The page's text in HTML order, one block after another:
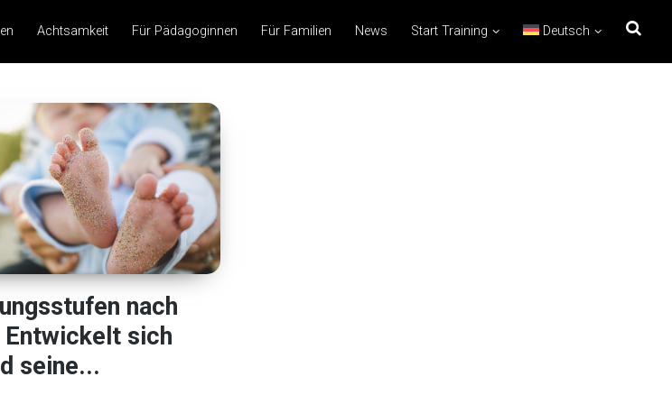
Achtsamkeit Für Pädagoginnen Für Familien News Start Training Deutsch
nach
sich
seine...